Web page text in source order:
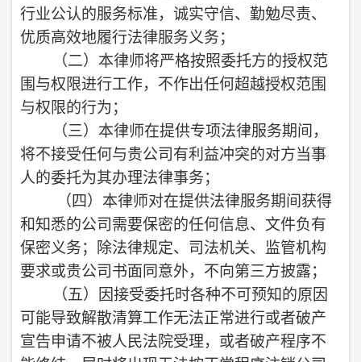
行业公认的服务标准，诚实守信、勤勉尽责、
优质高效地履行法律服务义务；
（二） 本律师将严格按照委托方的授权范
围与权限进行工作，不作出任何超越授权范围
与权限的行为；
（三） 本律师在提供专项法律服务期间，
将不接受任何与贵公司有利益冲突的对方当事
人的委托为其办理法律事务；
（四） 本律师对在提供法律服务期间获得
和知悉的公司需要保密的任何信息、文件负有
保密义务；除法律规定、司法机关、监管机构
要求或贵公司书面同意外，不向第三方披露；
（五）
因接受委托时各种不可预知的原因
可能导致解散清算工作无法正常进行或者破产
宣告申请不被人民法院受理，或者破产程序不